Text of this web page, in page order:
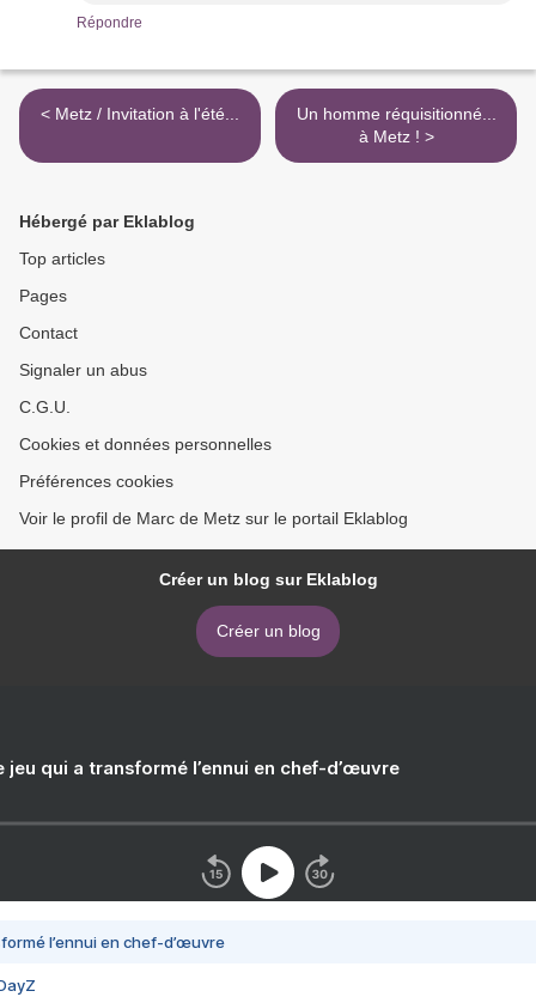
Répondre
< Metz / Invitation à l'été...
Un homme réquisitionné...
à Metz ! >
Hébergé par Eklablog
Top articles
Pages
Contact
Signaler un abus
C.G.U.
Cookies et données personnelles
Préférences cookies
Voir le profil de Marc de Metz sur le portail Eklablog
Créer un blog sur Eklablog
Créer un blog
jeu qui a transformé l’ennui en chef-d’œuvre
l’ennui en chef-d’œuvre